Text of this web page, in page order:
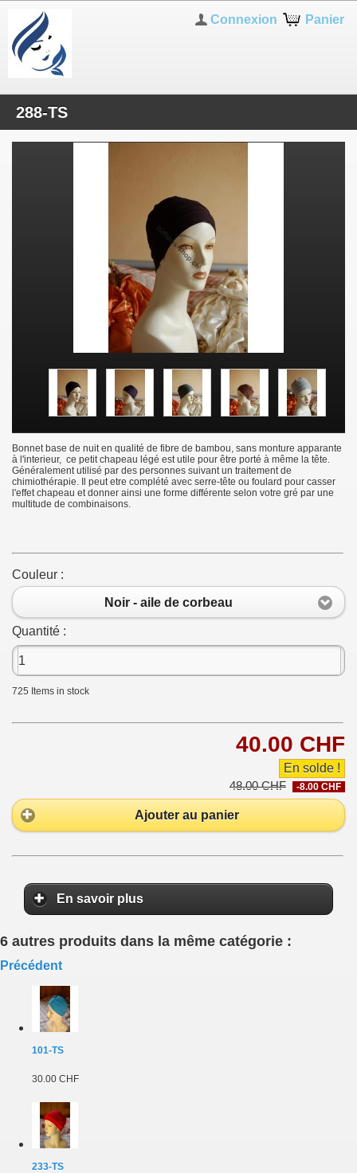
Panier
Connexion
288-TS
Bonnet base de nuit en qualité de fibre de bambou, sans monture apparante
à l'interieur, ce petit chapeau légé est utile pour être porté à même la tête.
Généralement utilisé par des personnes suivant un traitement de
chimiothérapie. Il peut etre complété avec serre-tête ou foulard pour casser
l'effet chapeau et donner ainsi une forme différente selon votre gré par une
multitude de combinaisons.
Couleur :
Noir - aile de corbeau
Quantité :
725 Items in stock
40.00 CHF
En solde !
48.00 CHF -8.00 CHF
Ajouter au panier
En savoir plus
6 autres produits dans la même catégorie :
Précédent
101-TS
30.00 CHF
233-TS